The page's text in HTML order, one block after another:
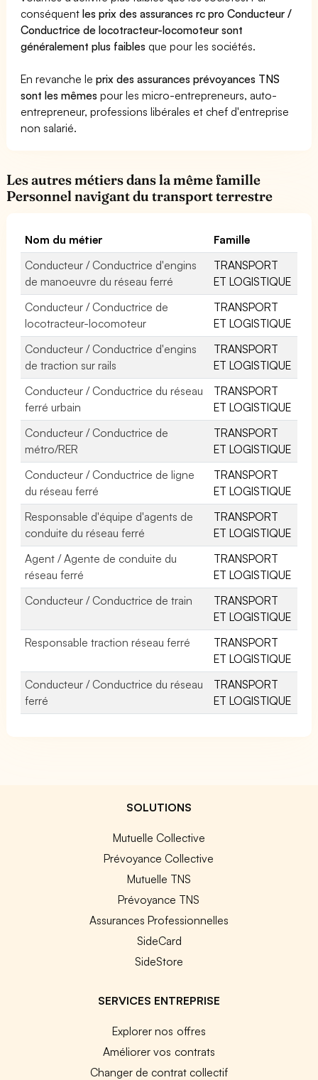
conséquentles prix des assurances rc pro Conducteur /
Conductrice de locotracteur-locomoteur sont
généralement plus faibles que pour les sociétés.
En revanche leprix des assurances prévoyances TNS
sont les mêmes pour les micro-entrepreneurs, auto-
entrepreneur, professions libérales et chef d'entreprise
non salarié.
Les autres métiers dans la même famille
Personnel navigant du transport terrestre
Nom du métier
Famille
Conducteur / Conductrice d'engins
de manoeuvre du réseau ferré
TRANSPORT
ET LOGISTIQUE
Conducteur / Conductrice de
locotracteur-locomoteur
TRANSPORT
ET LOGISTIQUE
Conducteur / Conductrice d'engins
de traction sur rails
TRANSPORT
ET LOGISTIQUE
Conducteur / Conductrice du réseau
ferré urbain
TRANSPORT
ET LOGISTIQUE
Conducteur / Conductrice de
métro/RER
TRANSPORT
ET LOGISTIQUE
Conducteur / Conductrice de ligne
du réseau ferré
TRANSPORT
ET LOGISTIQUE
Responsable d'équipe d'agents de
conduite du réseau ferré
TRANSPORT
ET LOGISTIQUE
Agent / Agente de conduite du
réseau ferré
TRANSPORT
ET LOGISTIQUE
Conducteur / Conductrice de train
TRANSPORT
ET LOGISTIQUE
Responsable traction réseau ferré
TRANSPORT
ET LOGISTIQUE
Conducteur / Conductrice du réseau
ferré
TRANSPORT
ET LOGISTIQUE
SOLUTIONS
Mutuelle Collective
Prévoyance Collective
Mutuelle TNS
Prévoyance TNS
Assurances Professionnelles
SideCard
SideStore
SERVICES ENTREPRISE
Explorer nos offres
Améliorer vos contrats
Changer de contrat collectif